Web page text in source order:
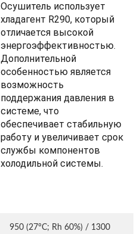
Осушитель использует
хладагент R290, который
отличается высокой
энергоэффективностью.
Дополнительной
особенностью является
возможность
поддержания давления в
системе, что
обеспечивает стабильную
работу и увеличивает срок
службы компонентов
холодильной системы.
950 (27°C; Rh 60%) / 1300